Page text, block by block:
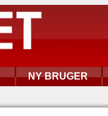
NY BRUGER